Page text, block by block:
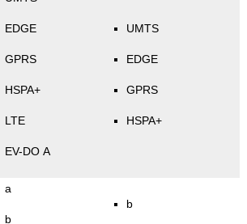
EDGE
GPRS
HSPA+
LTE
EV-DO A
UMTS
EDGE
GPRS
HSPA+
a
b
b